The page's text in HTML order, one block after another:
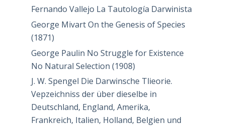
Fernando Vallejo La Tautología Darwinista
George Mivart On the Genesis of Species
(1871)
George Paulin No Struggle for Existence
No Natural Selection (1908)
J. W. Spengel Die Darwinsche Tlieorie.
Vepzeichniss der über dieselbe in
Deutschland, England, Amerika,
Frankreich, Italien, Holland, Belgien und